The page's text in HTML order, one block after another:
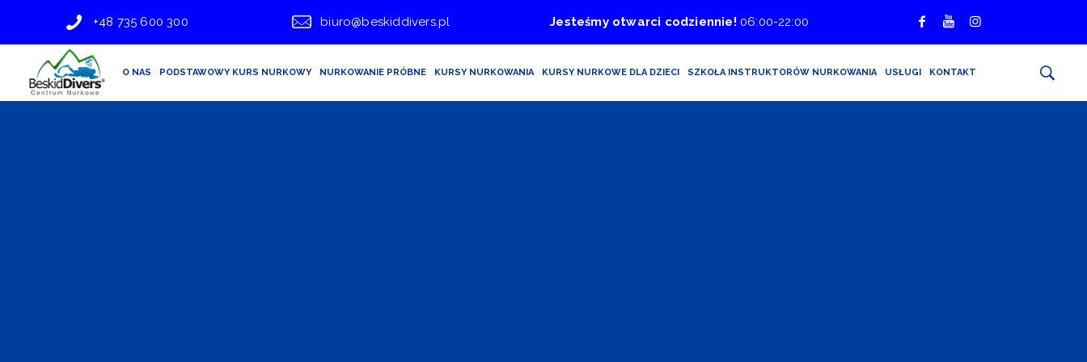
+48 735 600 300 biuro@beskiddivers.pl Jesteśmy otwarci codziennie! 06:00-22:00
O NAS PODSTAWOWY KURS NURKOWY NURKOWANIE PRÓBNE KURSY NURKOWANIA KURSY NURKOWE DLA DZIECI SZKOŁA INSTRUKTORÓW NURKOWANIA USŁUGI KONTAKT